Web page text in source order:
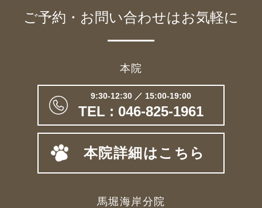
ご予約・お問い合わせはお気軽に
本院
9:30-12:30 ／ 15:00-19:00
TEL : 046-825-1961
本院詳細はこちら
馬堀海岸分院